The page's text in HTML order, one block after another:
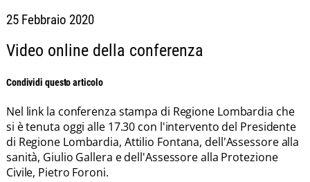
25 Febbraio 2020
Video online della conferenza
Condividi questo articolo
Nel link la conferenza stampa di Regione Lombardia che
si è tenuta oggi alle 17.30 con l'intervento del Presidente
di Regione Lombardia, Attilio Fontana, dell'Assessore alla
sanità, Giulio Gallera e dell'Assessore alla Protezione
Civile, Pietro Foroni.